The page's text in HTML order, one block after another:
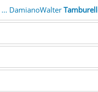
... DamianoWalter